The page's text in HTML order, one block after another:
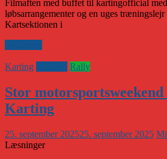
Filmaften med buffet til kartingofficial
løbsarrangementer og en uges
Kartsektionen i
Karting Rally
Stor
Karting
25. september 202525. september 2025
Læsninger